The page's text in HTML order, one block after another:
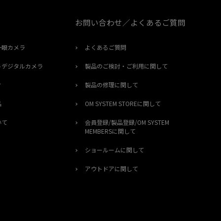
カメラ
ジタルカメラ
お問い合わせ／よくあるご質問
よくあるご質問
製品のご検討・ご利用に関して
製品の修理に関して
OM SYSTEM STOREに関して
会員登録/製品登録/OM SYSTEM
MEMBERSに関して
ショールームに関して
アウトドアに関して